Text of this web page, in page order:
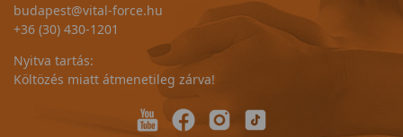
budapest@vital-force.hu
+36 (30) 430-1201
Nyitva tartás:
Költözés miatt átmenetileg zárva!